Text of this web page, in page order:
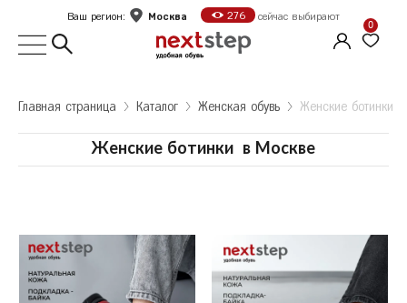
Главная страница Kаталог Женская обувь Женские ботинки
Выбор города
Б Белгород
В Волгоград
Ваш регион: Москва 276 сейчас выбирают
0
Женские ботинки в Москве
Оформить заказ